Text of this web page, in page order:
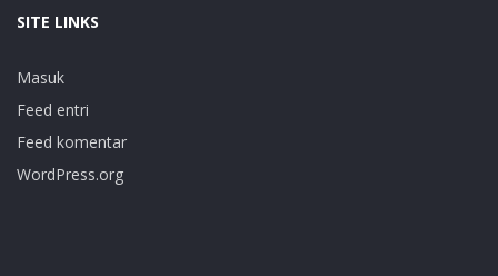
SITE LINKS
Masuk
Feed entri
Feed komentar
WordPress.org